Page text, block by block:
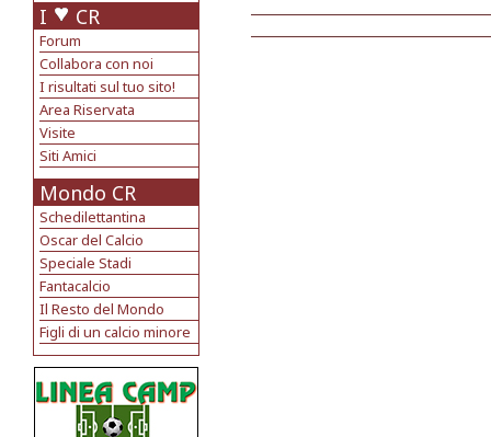
I CR
Forum
Collabora con noi
I risultati sul tuo sito!
Area Riservata
Visite
Siti Amici
Mondo CR
Schedilettantina
Oscar del Calcio
Speciale Stadi
Fantacalcio
Il Resto del Mondo
Figli di un calcio minore